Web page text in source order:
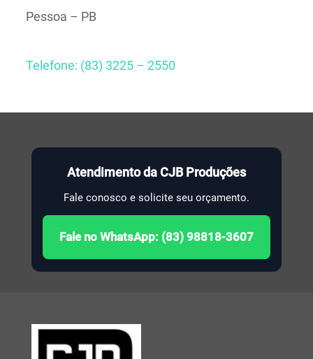
Pessoa – PB
Telefone: (83) 3225 – 2550
Atendimento da CJB Produções
Fale conosco e solicite seu orçamento.
Fale no WhatsApp: (83) 98818-3607